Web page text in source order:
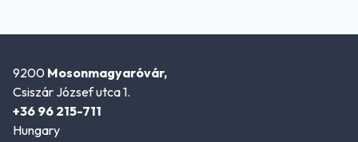
9200 Mosonmagyaróvár,
Csiszár József utca 1.
+36 96 215-711
Hungary